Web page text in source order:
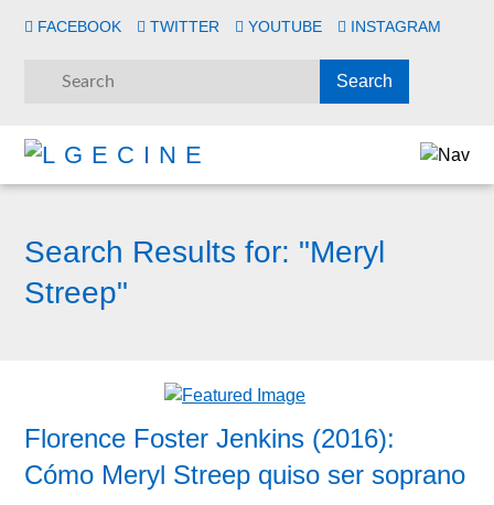
FACEBOOK TWITTER YOUTUBE INSTAGRAM
Search Results for: "Meryl
Streep"
Florence Foster Jenkins (2016):
Cómo Meryl Streep quiso ser soprano